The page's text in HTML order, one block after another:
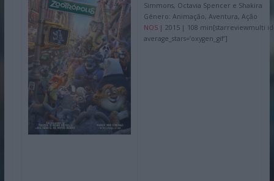
Simmons, Octavia Spencer e Shakira
Género: Animação, Aventura, Ação
NOS| 2015 | 108 min[starreviewmulti
average_stars=’oxygen_gif’]